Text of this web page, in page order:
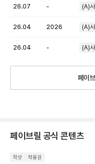
26.07 - (A)
26.04 2026 (A)
26.04 - (A)
페이
페이브릴 공식 콘텐츠
착샷 착용감